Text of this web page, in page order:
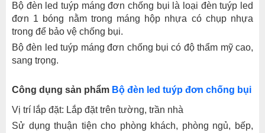
Bộ đèn led tuýp máng đơn chống bụi là loại đèn tuýp led
đơn 1 bóng nằm trong máng hộp nhựa có chụp nhựa
trong để bảo vệ chống bụi.
Bộ đèn led tuýp máng đơn chống bụi có độ thẩm mỹ cao,
sang trọng.
Công dụng sản phẩm Bộ đèn led tuýp đơn chống bụi
Vị trí lắp đặt: Lắp đặt trên tường, trần nhà
Sử dụng thuận tiện cho phòng khách, phòng ngủ, bếp,